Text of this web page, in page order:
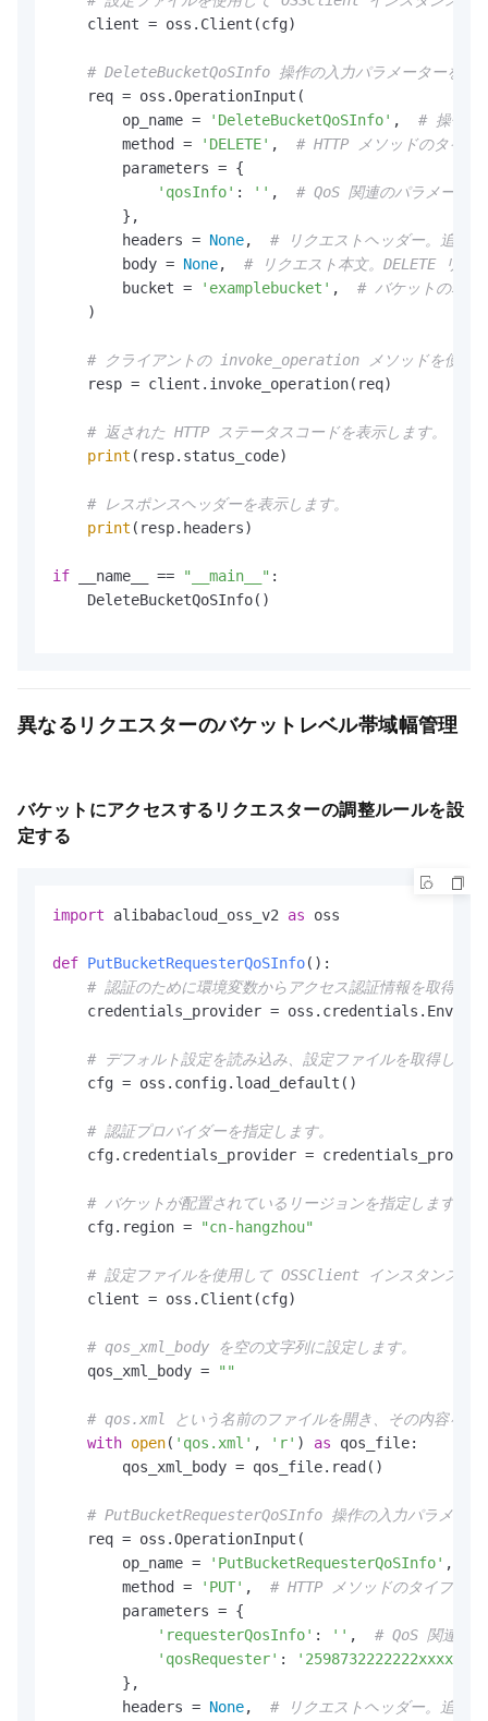
    client = oss.Client(cfg)
# DeleteBucketQoSInfo 操作の入力パラメーターを指
    req = oss.OperationInput(
        op_name =
'DeleteBucketQoSInfo' , # 操作の
        method =
'DELETE' , # HTTP メソッドのタイプ
        parameters = {
'qosInfo' : '' , # QoS 関連のパラメータ
        },
        headers =
None, # リクエストヘッダー。追加
        body =
None, # リクエスト本文。DELETE リク
        bucket =
'examplebucket' , # バケットの名前
    )
# クライアントの invoke_operation メソッドを使用し
    resp = client.invoke_operation(req)
# 返された HTTP ステータスコードを表示します。
print (resp.status_code)
# レスポンスヘッダーを表示します。
print (resp.headers)
if __name__ == "__main__" :
    DeleteBucketQoSInfo()
異なるリクエスターのバケットレベル帯域幅管理
バケットにアクセスするリクエスターの調整ルールを設
定する
import alibabacloud_oss_v2 as oss
def PutBucketRequesterQoSInfo():
# 認証のために環境変数からアクセス認証情報を取得し
credentials_provider =
# デフォルト設定を読み込み、設定ファイルを取得しま
    cfg = oss.config.load_default()
# 認証プロバイダーを指定します。
cfg.credentials_provider =
# バケットが配置されているリージョンを指定します
    cfg.region =
"cn-hangzhou"
# 設定ファイルを使用して OSSClient インスタンスを
    client = oss.Client(cfg)
# qos_xml_body を空の文字列に設定します。
    qos_xml_body =
""
# qos.xml という名前のファイルを開き、その内容を
with open( 'qos.xml' , 'r' ) as qos_file:
        qos_xml_body = qos_file.read()
# PutBucketRequesterQoSInfo 操作の入力パラメータ
    req = oss.OperationInput(
        op_name =
'PutBucketRequesterQoSInfo' ,
        method =
'PUT' , # HTTP メソッドのタイプ。
        parameters = {
'requesterQosInfo' : '' , # QoS 関連の
'qosRequester' : '2598732222222xxxx'
        },
        headers =
None, # リクエストヘッダー。追加